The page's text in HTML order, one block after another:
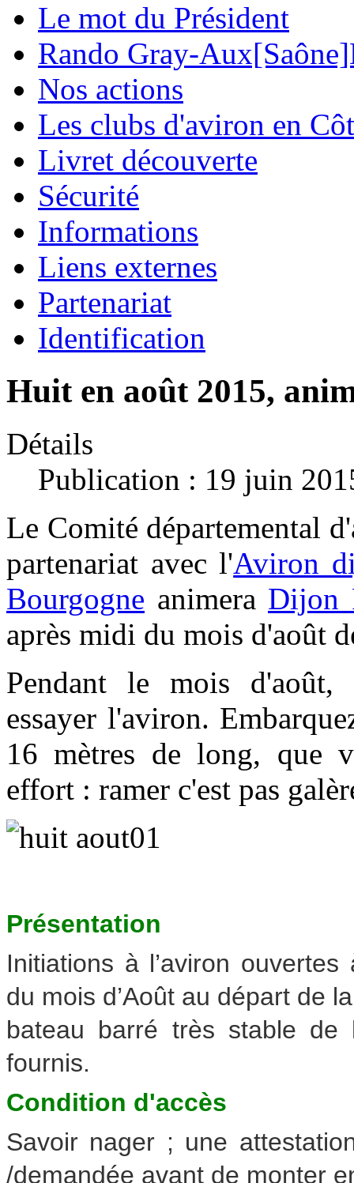
Le mot du Président
Rando Gray-
Nos actions
Les clubs d'aviron en
Livret découverte
Sécurité
Informations
Liens externes
Partenariat
Identification
Huit en août 2015,
Détails
Publication : 19 juin
Le Comité départemental
partenariat avec l'Aviron
Bourgogne animera Dijon
après midi du mois d'août
Pendant le mois
essayer l'aviron.
16 mètres de long, que
effort : ramer c'est pas
Présentation
Initiations à l’aviron
du mois d’Août au départ de
bateau barré très stable
fournis.
Condition d'accès
Savoir nager ; une
/demandée avant de monter